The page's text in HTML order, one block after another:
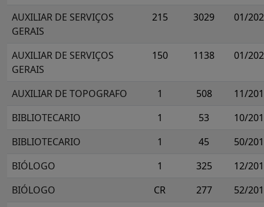
AUXILIAR DE SERVIÇOS
GERAIS
215 3029 01/
AUXILIAR DE SERVIÇOS
GERAIS
150 1138 01/
AUXILIAR DE TOPOGRAFO 1 508
11/
BIBLIOTECARIO
1 53
10/
BIBLIOTECARIO
1 45
50/
BIÓLOGO
1 325
12/
BIÓLOGO
CR 277
52/